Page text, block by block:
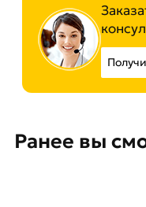
Ранее вы